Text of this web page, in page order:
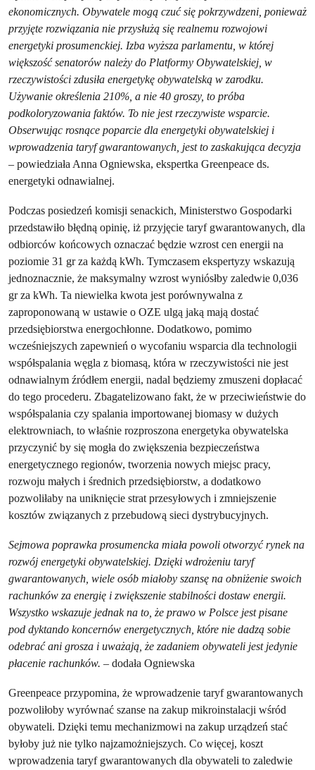
ekonomicznych. Obywatele mogą czuć się pokrzywdzeni, ponieważ
przyjęte rozwiązania nie przysłużą się realnemu rozwojowi
energetyki prosumenckiej. Izba wyższa parlamentu, w której
większość senatorów należy do Platformy Obywatelskiej, w
rzeczywistości zdusiła energetykę obywatelską w zarodku.
Używanie określenia 210%, a nie 40 groszy, to próba
podkoloryzowania faktów. To nie jest rzeczywiste wsparcie.
Obserwując rosnące poparcie dla energetyki obywatelskiej i
wprowadzenia taryf gwarantowanych, jest to zaskakująca decyzja
– powiedziała Anna Ogniewska, ekspertka Greenpeace ds.
energetyki odnawialnej.
Podczas posiedzeń komisji senackich, Ministerstwo Gospodarki
przedstawiło błędną opinię, iż przyjęcie taryf gwarantowanych, dla
odbiorców końcowych oznaczać będzie wzrost cen energii na
poziomie 31 gr za każdą kWh. Tymczasem ekspertyzy wskazują
jednoznacznie, że maksymalny wzrost wyniósłby zaledwie 0,036
gr za kWh. Ta niewielka kwota jest porównywalna z
zaproponowaną w ustawie o OZE ulgą jaką mają dostać
przedsiębiorstwa energochłonne. Dodatkowo, pomimo
wcześniejszych zapewnień o wycofaniu wsparcia dla technologii
współspalania węgla z biomasą, która w rzeczywistości nie jest
odnawialnym źródłem energii, nadal będziemy zmuszeni dopłacać
do tego procederu. Zbagatelizowano fakt, że w przeciwieństwie do
współspalania czy spalania importowanej biomasy w dużych
elektrowniach, to właśnie rozproszona energetyka obywatelska
przyczynić by się mogła do zwiększenia bezpieczeństwa
energetycznego regionów, tworzenia nowych miejsc pracy,
rozwoju małych i średnich przedsiębiorstw, a dodatkowo
pozwoliłaby na uniknięcie strat przesyłowych i zmniejszenie
kosztów związanych z przebudową sieci dystrybucyjnych.
Sejmowa poprawka prosumencka miała powoli otworzyć rynek na
rozwój energetyki obywatelskiej. Dzięki wdrożeniu taryf
gwarantowanych, wiele osób miałoby szansę na obniżenie swoich
rachunków za energię i zwiększenie stabilności dostaw energii.
Wszystko wskazuje jednak na to, że prawo w Polsce jest pisane
pod dyktando koncernów energetycznych, które nie dadzą sobie
odebrać ani grosza i uważają, że zadaniem obywateli jest jedynie
płacenie rachunków. – dodała Ogniewska
Greenpeace przypomina, że wprowadzenie taryf gwarantowanych
pozwoliłoby wyrównać szanse na zakup mikroinstalacji wśród
obywateli. Dzięki temu mechanizmowi na zakup urządzeń stać
byłoby już nie tylko najzamożniejszych. Co więcej, koszt
wprowadzenia taryf gwarantowanych dla obywateli to zaledwie